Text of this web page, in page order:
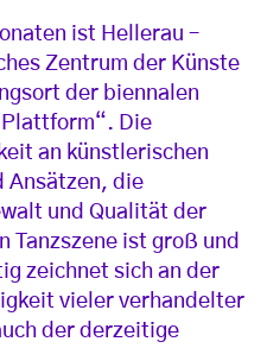
ist Hellerau –
Zentrum der Künste
der biennalen
Die
an künstlerischen
Ansätzen, die
und Qualität der
Tanzszene ist groß und
zeichnet sich an der
vieler verhandelter
der derzeitige